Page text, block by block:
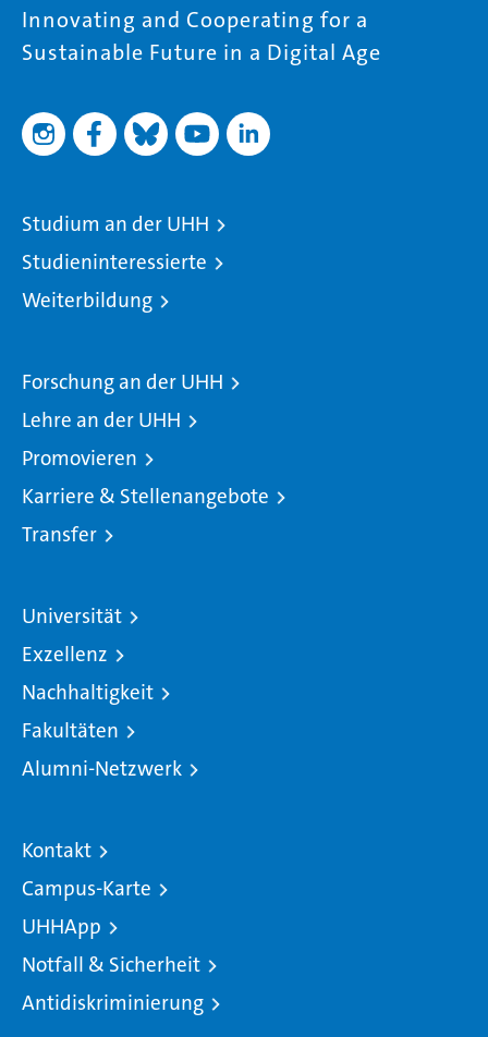
Innovating and Cooperating for a
Sustainable Future in a Digital Age
Studium an der UHH
Studieninteressierte
Weiterbildung
Forschung an der UHH
Lehre an der UHH
Promovieren
Karriere & Stellenangebote
Transfer
Universität
Exzellenz
Nachhaltigkeit
Fakultäten
Alumni-Netzwerk
Kontakt
Campus-Karte
UHHApp
Notfall & Sicherheit
Antidiskriminierung